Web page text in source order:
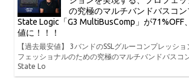
の究極のマルチバンドバスコ
State Logic「G3 MultiBusComp」が71%OFF
値に！！！
【過去最安値】 3バンドのSSLグルーコンプレッシ
フェッショナルのための究極のマルチバンドバスコ
State Lo